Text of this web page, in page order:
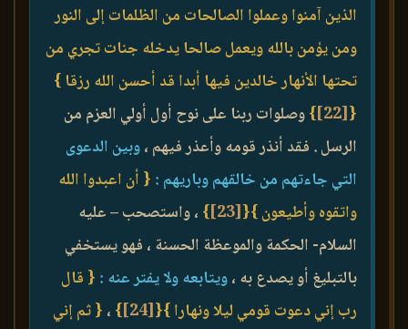
الذين آمنوا وعملوا الصالحات من الظلمات إلى النور
ومن يؤمن بالله ويعمل صالحا يدخله جنات تجري من
تحتها الأنهار خالدين فيها أبدا قد أحسن الله رزقا }
{
[22]
}وصلوات ربنا على نوح أول أولي العزم من
الرسل . فقد أنذر قومه وأعذر فيهم ،وبين الدعوى
التي جاءتهم من خالقهم وباريهم : { أن اعبدوا الله
واتقوه وأطيعون }{
[23]
} ، واستصحب – عليه
السلام- الحكمة والموعظة الحسنة ، فهو يستخفي
بالتبليغ أو يصدع به ،ويتابعه ولا يفتر عنه : { قال
رب إني دعوت قومي ليلا ونهارا }{
[24]
} ، { ثم إني